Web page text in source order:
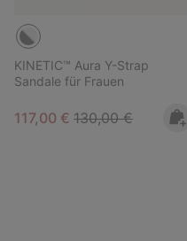
KINETIC™ Aura Y-Strap
Sandale für Frauen
Sale price:
117,00 € Regular price:
130,00 €